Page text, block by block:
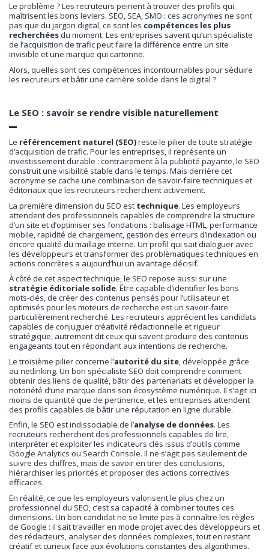
Le problème ? Les recruteurs peinent à trouver des profils qui
maîtrisent les bons leviers. SEO, SEA, SMO : ces acronymes ne sont
pas que du jargon digital, ce sont les compétences les plus
recherchéesdu moment. Les entreprises savent qu’un spécialiste
de l’acquisition de trafic peut faire la différence entre un site
invisible et une marque qui cartonne.
Alors, quelles sont ces compétences incontournables pour séduire
les recruteurs et bâtir une carrière solide dans le digital ?
Le SEO : savoir se rendre visible naturellement
Le référencement naturel (SEO)reste le pilier de toute stratégie
d’acquisition de trafic. Pour les entreprises, il représente un
investissement durable : contrairement à la publicité payante, le SEO
construit une visibilité stable dans le temps. Mais derrière cet
acronyme se cache une combinaison de savoir-faire techniques et
éditoriaux que les recruteurs recherchent activement.
La première dimension du SEO est technique. Les employeurs
attendent des professionnels capables de comprendre la structure
d’un site et d’optimiser ses fondations : balisage HTML, performance
mobile, rapidité de chargement, gestion des erreurs d’indexation ou
encore qualité du maillage interne. Un profil qui sait dialoguer avec
les développeurs et transformer des problématiques techniques en
actions concrètes a aujourd’hui un avantage décisif.
À côté de cet aspect technique, le SEO repose aussi sur une
stratégie éditoriale solide. Être capable d’identifier les bons
mots-clés, de créer des contenus pensés pour l’utilisateur et
optimisés pour les moteurs de recherche est un savoir-faire
particulièrement recherché. Les recruteurs apprécient les candidats
capables de conjuguer créativité rédactionnelle et rigueur
stratégique, autrement dit ceux qui savent produire des contenus
engageants tout en répondant aux intentions de recherche.
Le troisième pilier concerne l’autorité du site, développée grâce
au netlinking. Un bon spécialiste SEO doit comprendre comment
obtenir des liens de qualité, bâtir des partenariats et développer la
notoriété d’une marque dans son écosystème numérique. Il s’agit ici
moins de quantité que de pertinence, et les entreprises attendent
des profils capables de bâtir une réputation en ligne durable.
Enfin, le SEO est indissociable de l’analyse de données. Les
recruteurs recherchent des professionnels capables de lire,
interpréter et exploiter les indicateurs clés issus d’outils comme
Google Analytics ou Search Console. Il ne s’agit pas seulement de
suivre des chiffres, mais de savoir en tirer des conclusions,
hiérarchiser les priorités et proposer des actions correctives
efficaces.
En réalité, ce que les employeurs valorisent le plus chez un
professionnel du SEO, c’est sa capacité à combiner toutes ces
dimensions. Un bon candidat ne se limite pas à connaître les règles
de Google : il sait travailler en mode projet avec des développeurs et
des rédacteurs, analyser des données complexes, tout en restant
créatif et curieux face aux évolutions constantes des algorithmes.